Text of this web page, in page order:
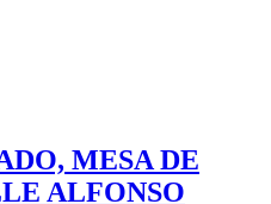
MESA DE
ALFONSO